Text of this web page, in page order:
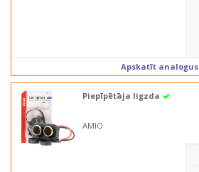
Apskatīt analogus
Piepīpētāja ligzda
AMIO